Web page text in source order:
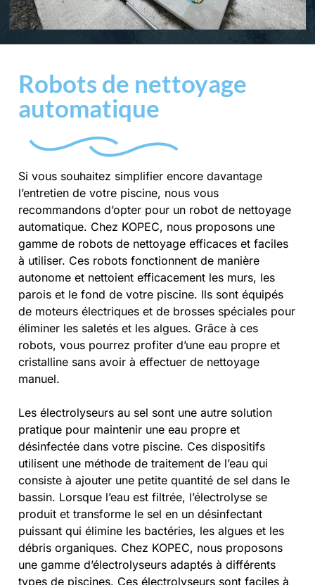
Robots de nettoyage
automatique
Si vous souhaitez simplifier encore davantage
l’entretien de votre piscine, nous vous
recommandons d’opter pour un robot de nettoyage
automatique. Chez KOPEC, nous proposons une
gamme de robots de nettoyage efficaces et faciles
à utiliser. Ces robots fonctionnent de manière
autonome et nettoient efficacement les murs, les
parois et le fond de votre piscine. Ils sont équipés
de moteurs électriques et de brosses spéciales pour
éliminer les saletés et les algues. Grâce à ces
robots, vous pourrez profiter d’une eau propre et
cristalline sans avoir à effectuer de nettoyage
manuel.
Les électrolyseurs au sel sont une autre solution
pratique pour maintenir une eau propre et
désinfectée dans votre piscine. Ces dispositifs
utilisent une méthode de traitement de l’eau qui
consiste à ajouter une petite quantité de sel dans le
bassin. Lorsque l’eau est filtrée, l’électrolyse se
produit et transforme le sel en un désinfectant
puissant qui élimine les bactéries, les algues et les
débris organiques. Chez KOPEC, nous proposons
une gamme d’électrolyseurs adaptés à différents
types de piscines. Ces électrolyseurs sont faciles à